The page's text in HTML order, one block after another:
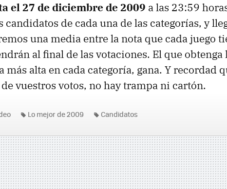
el 27 de diciembre de 2009 a las 23:59
candidatos de cada una de las categorías, y
una media entre la nota que cada juego
al final de las votaciones. El que obtenga
alta en cada categoría, gana. Y recordad
vuestros votos, no hay trampa ni cartón.
Lo mejor de 2009 Candidatos